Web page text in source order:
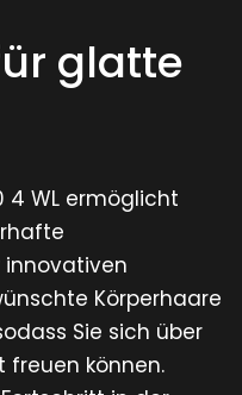
glatte
4 WL ermöglicht
innovativen
Körperhaare
Sie sich über
können.